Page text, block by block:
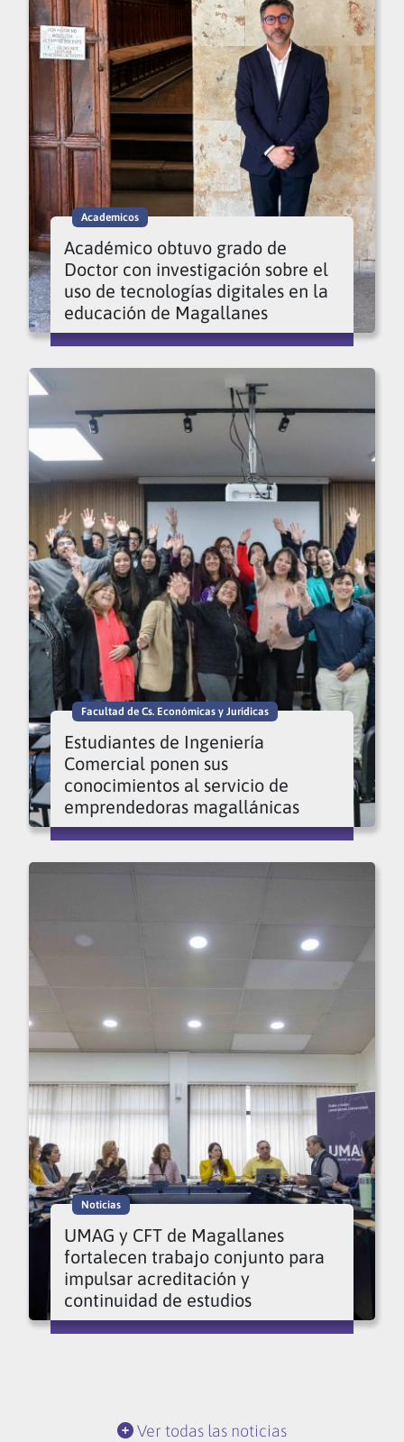
Academicos
Académico obtuvo grado de
Doctor con investigación sobre el
uso de tecnologías digitales en la
educación de Magallanes
Facultad de Cs. Económicas y Jurídicas
Estudiantes de Ingeniería
Comercial ponen sus
conocimientos al servicio de
emprendedoras magallánicas
Noticias
UMAG y CFT de Magallanes
fortalecen trabajo conjunto para
impulsar acreditación y
continuidad de estudios
Ver todas las noticias